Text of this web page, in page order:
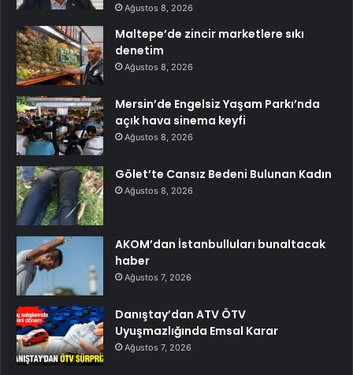
Ağustos 8, 2026
Maltepe’de zincir marketlere sıkı
denetim
Ağustos 8, 2026
Mersin’de Engelsiz Yaşam Parkı’nda
açık hava sinema keyfi
Ağustos 8, 2026
Gölet’te Cansız Bedeni Bulunan Kadın
Ağustos 8, 2026
AKOM’dan İstanbulluları bunaltacak
haber
Ağustos 7, 2026
Danıştay’dan ATV ÖTV
Uyuşmazlığında Emsal Karar
Ağustos 7, 2026